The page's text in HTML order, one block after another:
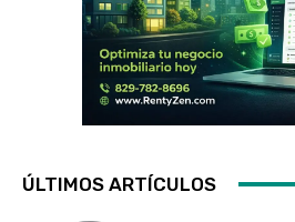
ÚLTIMOS ARTÍCULOS